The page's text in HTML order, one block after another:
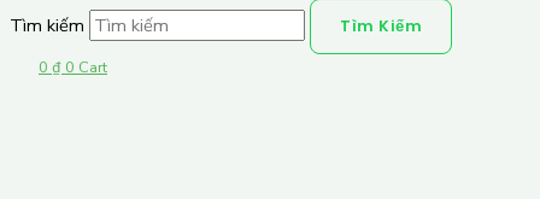
Tìm kiếm Tìm Kiếm
0 ₫ 0 Cart